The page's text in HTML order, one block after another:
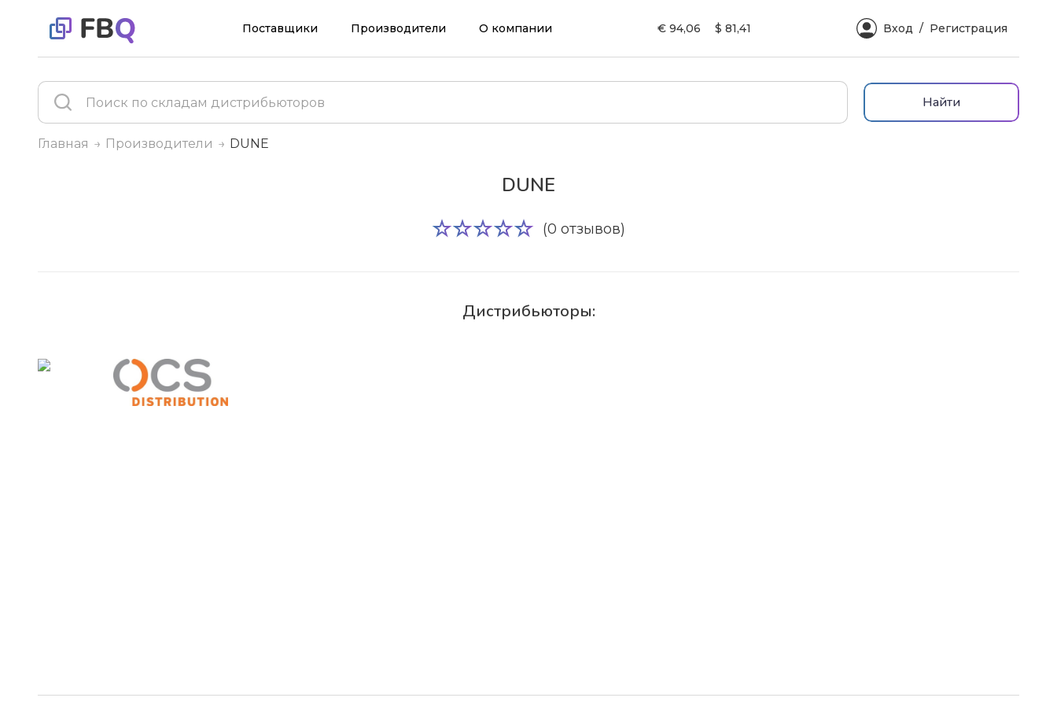
Поставщики Производители О компании € 94,06 $ 81,41 Вход Регистрация
Найти
Главная Производители DUNE
DUNE
(0 отзывов)
Дистрибьюторы: